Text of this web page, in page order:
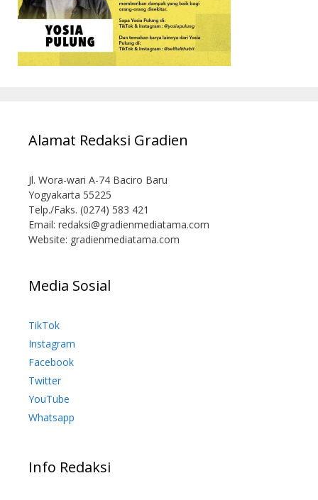
Alamat Redaksi Gradien
Jl. Wora-wari A-74 Baciro Baru
Yogyakarta 55225
Telp./Faks. (0274) 583 421
Email: redaksi@gradienmediatama.com
Website: gradienmediatama.com
Media Sosial
TikTok
Instagram
Facebook
Twitter
YouTube
Whatsapp
Info Redaksi